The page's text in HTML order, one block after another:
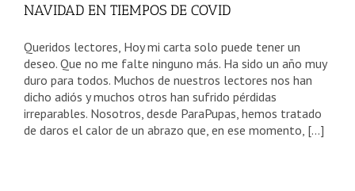
NAVIDAD EN TIEMPOS DE COVID
Queridos lectores, Hoy mi carta solo puede tener un
deseo. Que no me falte ninguno más. Ha sido un año muy
duro para todos. Muchos de nuestros lectores nos han
dicho adiós y muchos otros han sufrido pérdidas
irreparables. Nosotros, desde ParaPupas, hemos tratado
de daros el calor de un abrazo que, en ese momento, [...]